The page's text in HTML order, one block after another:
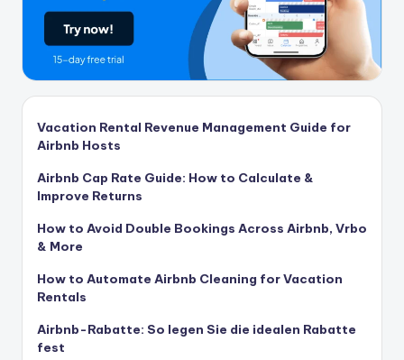
Vacation Rental Revenue Management Guide for
Airbnb Hosts
Airbnb Cap Rate Guide: How to Calculate &
Improve Returns
How to Avoid Double Bookings Across Airbnb, Vrbo
& More
How to Automate Airbnb Cleaning for Vacation
Rentals
Airbnb-Rabatte: So legen Sie die idealen Rabatte
fest